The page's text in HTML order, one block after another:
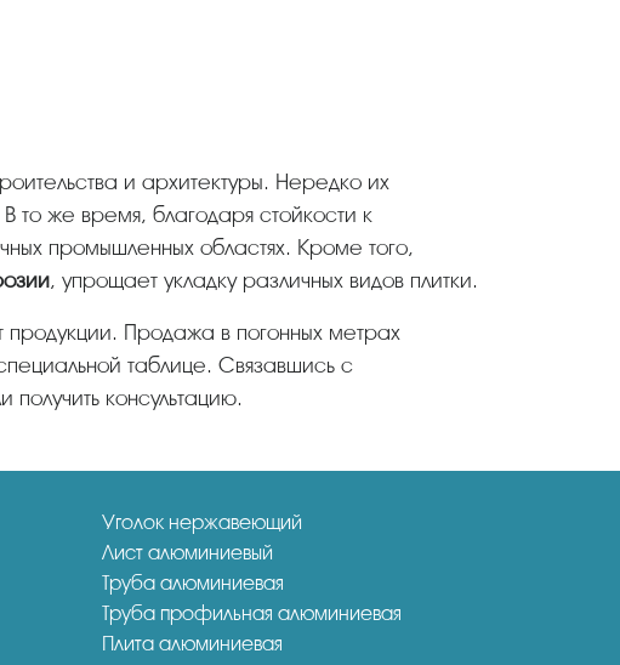
то же время, благодаря стойкости к
промышленных областях. Кроме того,
, упрощает укладку различных видов плитки.
таблице. Связавшись с
консультацию.
Уголок нержавеющий
Лист алюминиевый
Труба алюминиевая
Труба профильная алюминиевая
Плита алюминиевая